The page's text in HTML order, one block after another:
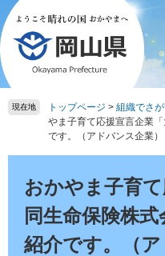
ペ
ー
ジ
の
先
頭
メ
ニ
ュ
ー
を
飛
本
現在地 トップページ > 組織でさ
やま子育て応援宣言企業
です。（アドバンス企業）
おかやま子育
同生命保険株
紹介です。（ア